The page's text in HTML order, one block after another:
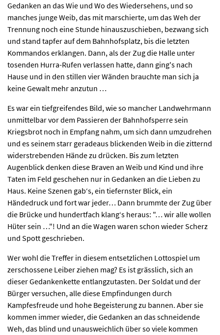
Gedanken an das Wie und Wo des Wiedersehens, und so
manches junge Weib, das mit marschierte, um das Weh der
Trennung noch eine Stunde hinauszuschieben, bezwang sich
und stand tapfer auf dem Bahnhofsplatz, bis die letzten
Kommandos erklangen. Dann, als der Zug die Halle unter
tosenden Hurra-Rufen verlassen hatte, dann ging's nach
Hause und in den stillen vier Wänden brauchte man sich ja
keine Gewalt mehr anzutun …
Es war ein tiefgreifendes Bild, wie so mancher Landwehrmann
unmittelbar vor dem Passieren der Bahnhofsperre sein
Kriegsbrot noch in Empfang nahm, um sich dann umzudrehen
und es seinem starr geradeaus blickenden Weib in die zitternd
widerstrebenden Hände zu drücken. Bis zum letzten
Augenblick denken diese Braven an Weib und Kind und ihre
Taten im Feld geschehen nur in Gedanken an die Lieben zu
Haus. Keine Szenen gab‘s, ein tiefernster Blick, ein
Händedruck und fort war jeder… Dann brummte der Zug über
die Brücke und hundertfach klang‘s heraus: "… wir alle wollen
Hüter sein …"! Und an die Wagen waren schon wieder Scherz
und Spott geschrieben.
Wer wohl die Treffer in diesem entsetzlichen Lottospiel um
zerschossene Leiber ziehen mag? Es ist grässlich, sich an
dieser Gedankenkette entlangzutasten. Der Soldat und der
Bürger versuchen, alle diese Empfindungen durch
Kampfesfreude und hohe Begeisterung zu bannen. Aber sie
kommen immer wieder, die Gedanken an das schneidende
Weh, das blind und unausweichlich über so viele kommen